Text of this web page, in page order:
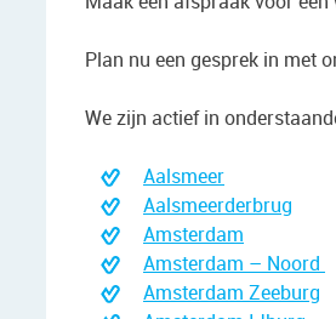
Plan nu een gesprek in met
We zijn actief in
Aalsmeer
Aalsmeerderbrug
Amsterdam
Amsterdam – Noord
Amsterdam Zeeburg